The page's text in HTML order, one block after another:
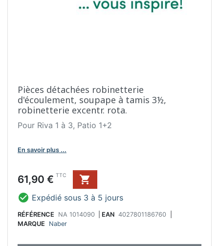
Pièces détachées robinetterie
d'écoulement, soupape à tamis 3½,
robinetterie excentr. rota.
Pour Riva 1 à 3, Patio 1+2
En savoir plus ...
Prix
61,90 € TTC

 Expédié sous 3 à 5 jours
RÉFÉRENCE NA 1014090 EAN 4027801186760
MARQUE
Naber